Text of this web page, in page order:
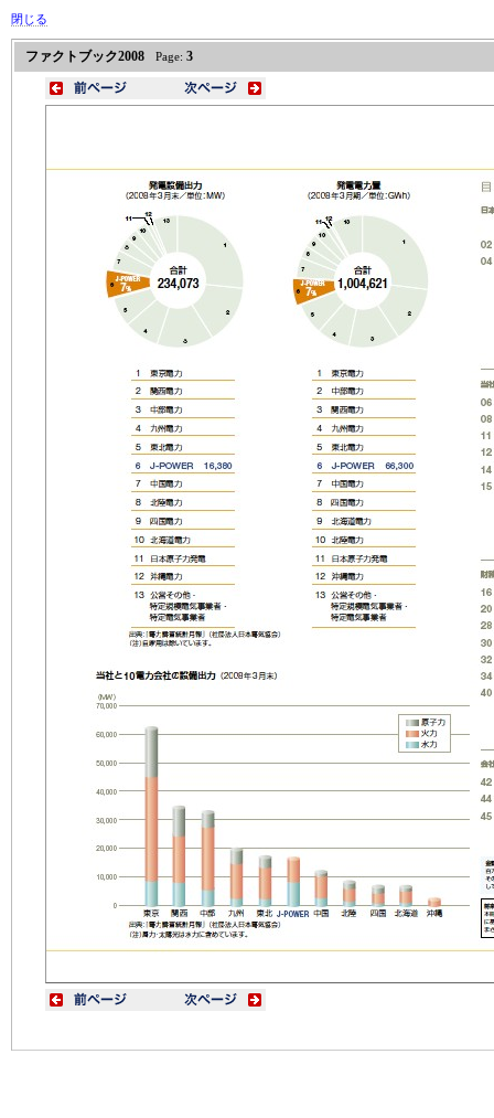
閉じる
ファクトブック2008 Page: 3